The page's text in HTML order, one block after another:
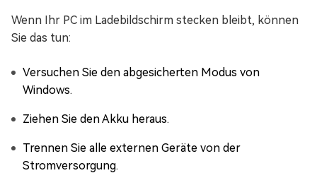
Wenn Ihr PC im Ladebildschirm stecken bleibt, können
Sie das tun:
Versuchen Sie den abgesicherten Modus von
Windows.
Ziehen Sie den Akku heraus.
Trennen Sie alle externen Geräte von der
Stromversorgung.